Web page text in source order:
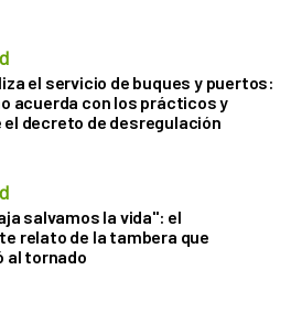
el servicio de buques y puertos:
acuerda con los prácticos y
el decreto de desregulación
salvamos la vida": el
relato de la tambera que
al tornado